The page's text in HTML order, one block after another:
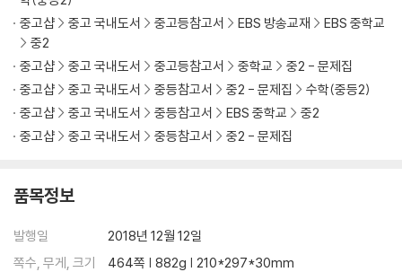
중고샵
중고 국내도서 중고등참고서 EBS 방송교재
EBS 중학교
중2
중고샵
중고 국내도서 중고등참고서 중학교
중2 - 문제집
중고샵
중고 국내도서 중등참고서 중2 - 문제집
수학(중등2)
중고샵
중고 국내도서 중등참고서 EBS 중학교
중2
중고샵
중고 국내도서 중등참고서 중2 - 문제집
품목정보
발행일
2018년 12월 12일
쪽수, 무게, 크기
464쪽 | 882g | 210*297*30mm